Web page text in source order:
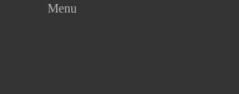
Menu